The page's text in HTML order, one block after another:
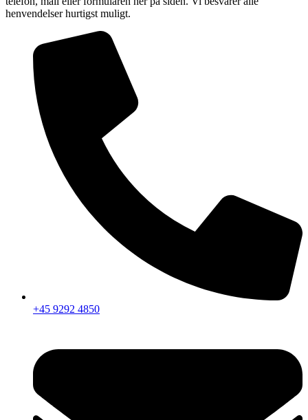
henvendelser hurtigst muligt.
+45 9292 4850